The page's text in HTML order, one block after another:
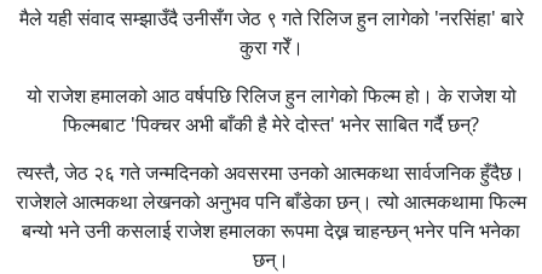
मैले यही संवाद सम्झाउँदै उनीसँग जेठ ९ गते रिलिज हुन लागेको 'नरसिंहा' बारे
कुरा गरेँ।
यो राजेश हमालको आठ वर्षपछि रिलिज हुन लागेको फिल्म हो। के राजेश यो
फिल्मबाट 'पिक्चर अभी बाँकी है मेरे दोस्त' भनेर साबित गर्दै छन्?
त्यस्तै, जेठ २६ गते जन्मदिनको अवसरमा उनको आत्मकथा सार्वजनिक हुँदैछ।
राजेशले आत्मकथा लेखनको अनुभव पनि बाँडेका छन्। त्यो आत्मकथामा फिल्म
बन्यो भने उनी कसलाई राजेश हमालका रूपमा देख्न चाहन्छन् भनेर पनि भनेका
छन्।